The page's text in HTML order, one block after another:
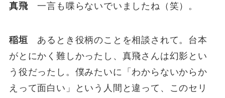
真飛 一言も喋らないでいましたね（笑）。
稲垣 あるとき役柄のことを相談されて。台本
がとにかく難しかったし、真飛さんは幻影とい
う役だったし。僕みたいに「わからないからか
えって面白い」という人間と違って、このセリ